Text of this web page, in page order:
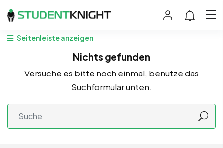
Seitenleiste anzeigen
Nichts gefunden
Versuche es bitte noch einmal, benutze das
Suchformular unten.